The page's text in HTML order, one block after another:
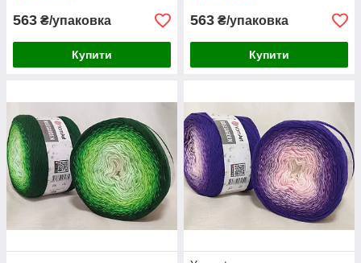
563 ₴/упаковка
Купити
563 ₴/упаковка
Купити